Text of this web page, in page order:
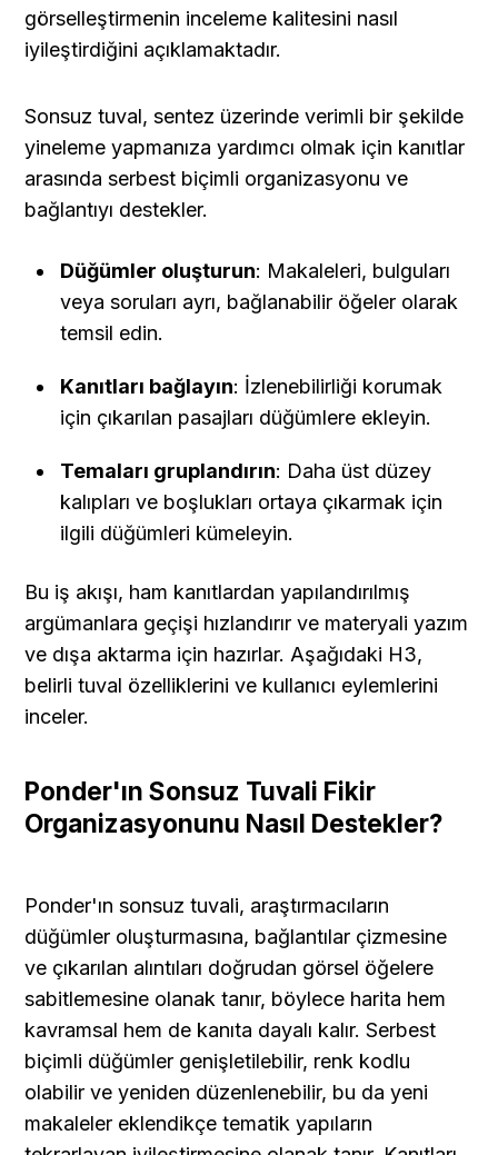
görselleştirmenin inceleme kalitesini nasıl
iyileştirdiğini açıklamaktadır.
Sonsuz tuval, sentez üzerinde verimli bir şekilde
yineleme yapmanıza yardımcı olmak için kanıtlar
arasında serbest biçimli organizasyonu ve
bağlantıyı destekler.
Düğümler oluşturun: Makaleleri, bulguları
veya soruları ayrı, bağlanabilir öğeler olarak
temsil edin.
Kanıtları bağlayın: İzlenebilirliği korumak
için çıkarılan pasajları düğümlere ekleyin.
Temaları gruplandırın: Daha üst düzey
kalıpları ve boşlukları ortaya çıkarmak için
ilgili düğümleri kümeleyin.
Bu iş akışı, ham kanıtlardan yapılandırılmış
argümanlara geçişi hızlandırır ve materyali yazım
ve dışa aktarma için hazırlar. Aşağıdaki H3,
belirli tuval özelliklerini ve kullanıcı eylemlerini
inceler.
Ponder'ın Sonsuz Tuvali Fikir
Organizasyonunu Nasıl Destekler?
Ponder'ın sonsuz tuvali, araştırmacıların
düğümler oluşturmasına, bağlantılar çizmesine
ve çıkarılan alıntıları doğrudan görsel öğelere
sabitlemesine olanak tanır, böylece harita hem
kavramsal hem de kanıta dayalı kalır. Serbest
biçimli düğümler genişletilebilir, renk kodlu
olabilir ve yeniden düzenlenebilir, bu da yeni
makaleler eklendikçe tematik yapıların